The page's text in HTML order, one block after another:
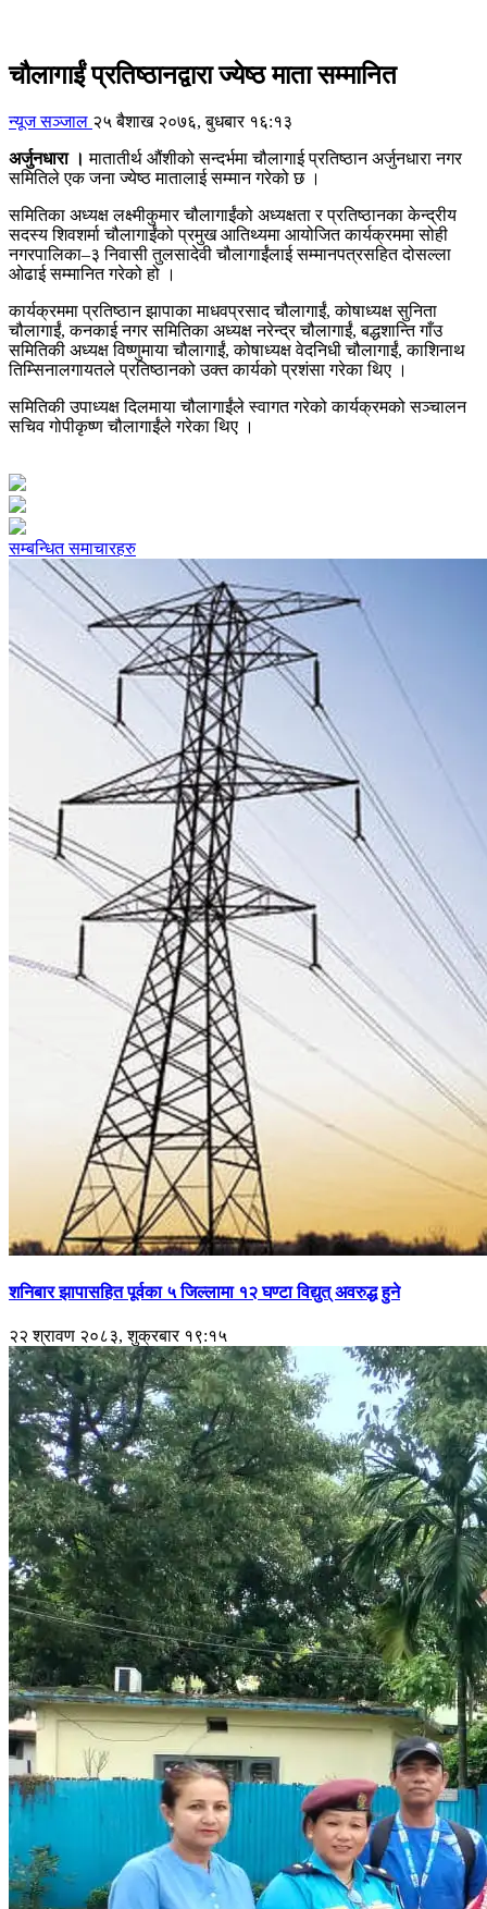
चौलागाईं प्रतिष्ठानद्वारा ज्येष्ठ माता सम्मानित
न्यूज सञ्जाल २५ बैशाख २०७६, बुधबार १६:१३
अर्जुनधारा । मातातीर्थ औंशीको सन्दर्भमा चौलागाई प्रतिष्ठान अर्जुनधारा नगर
समितिले एक जना ज्येष्ठ मातालाई सम्मान गरेको छ ।
समितिका अध्यक्ष लक्ष्मीकुमार चौलागाईंको अध्यक्षता र प्रतिष्ठानका केन्द्रीय
सदस्य शिवशर्मा चौलागाईंको प्रमुख आतिथ्यमा आयोजित कार्यक्रममा सोही
नगरपालिका–३ निवासी तुलसादेवी चौलागाईंलाई सम्मानपत्रसहित दोसल्ला
ओढाई सम्मानित गरेको हो ।
कार्यक्रममा प्रतिष्ठान झापाका माधवप्रसाद चौलागाईं, कोषाध्यक्ष सुनिता
चौलागाईं, कनकाई नगर समितिका अध्यक्ष नरेन्द्र चौलागाईं, बद्धशान्ति गाँउ
समितिकी अध्यक्ष विष्णुमाया चौलागाईं, कोषाध्यक्ष वेदनिधी चौलागाईं, काशिनाथ
तिम्सिनालगायतले प्रतिष्ठानको उक्त कार्यको प्रशंसा गरेका थिए ।
समितिकी उपाध्यक्ष दिलमाया चौलागाईंले स्वागत गरेको कार्यक्रमको सञ्चालन
सचिव गोपीकृष्ण चौलागाईंले गरेका थिए ।
सम्बन्धित समाचारहरु
शनिबार झापासहित पूर्वका ५ जिल्लामा १२ घण्टा विद्युत् अवरुद्ध हुने
२२ श्रावण २०८३, शुक्रबार १९:१५